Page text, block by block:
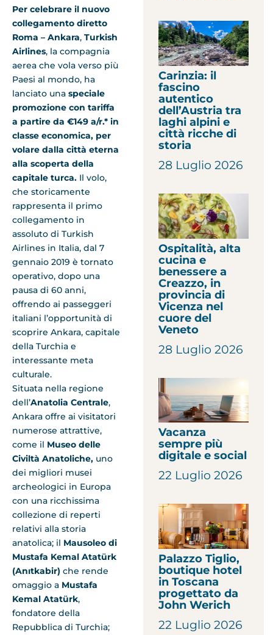
Per celebrare il nuovo
collegamento diretto
Roma – Ankara, Turkish
Airlines, la compagnia
aerea che vola verso più
Paesi al mondo, ha
lanciato una speciale
promozione con tariffa
a partire da €149 a/r.* in
classe economica, per
volare dalla città eterna
alla scoperta della
capitale turca. Il volo,
che storicamente
rappresenta il primo
collegamento in
assoluto di Turkish
Airlines in Italia, dal 7
gennaio 2019 è tornato
operativo, dopo una
pausa di 60 anni,
offrendo ai passeggeri
italiani l’opportunità di
scoprire Ankara, capitale
della Turchia e
interessante meta
culturale.
Situata nella regione
dell’Anatolia Centrale,
Ankara offre ai visitatori
numerose attrattive,
come il Museo delle
Civiltà Anatoliche, uno
dei migliori musei
archeologici in Europa
con una ricchissima
collezione di reperti
relativi alla storia
anatolica; il Mausoleo di
Mustafa Kemal Atatürk
(Anıtkabir) che rende
omaggio a Mustafa
Kemal Atatürk,
fondatore della
Repubblica di Turchia;
Carinzia: il
fascino
autentico
dell’Austria tra
laghi alpini e
città ricche di
storia
28 Luglio 2026
Ospitalità, alta
cucina e
benessere a
Creazzo, in
provincia di
Vicenza nel
cuore del
Veneto
28 Luglio 2026
Vacanza
sempre più
digitale e social
22 Luglio 2026
Palazzo Tiglio,
boutique hotel
in Toscana
progettato da
John Werich
22 Luglio 2026